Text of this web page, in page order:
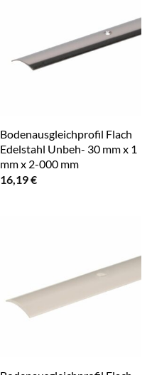
Bodenausgleichprofil Flach
Edelstahl Unbeh- 30 mm x 1
mm x 2-000 mm
16,19€